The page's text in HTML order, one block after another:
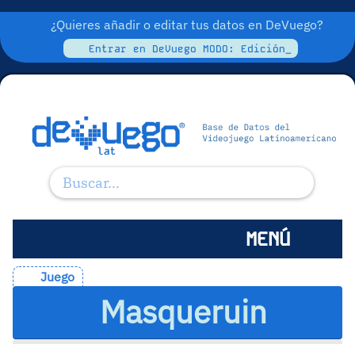
¿Quieres añadir o editar tus datos en DeVuego?
Entrar en DeVuego MODO: Edición_
MENÚ
Juego
Masqueruin